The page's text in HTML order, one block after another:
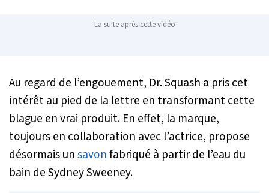
La suite après cette vidéo
Au regard de l’engouement, Dr. Squash a pris cet
intérêt au pied de la lettre en transformant cette
blague en vrai produit. En effet, la marque,
toujours en collaboration avec l’actrice, propose
désormais unsavonfabriqué à partir de l’eau du
bain de Sydney Sweeney.